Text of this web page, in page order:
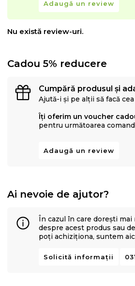
Adaugă un review
Nu există review-uri.
Cadou 5% reducere
Cumpără produsul și
Ajută-i și pe alții să facă
Îți oferim un voucher
pentru următoarea
Adaugă un review
Ai nevoie de ajutor?
În cazul în care dorești
despre acest produs sau
poți achiziționa, suntem
Solicită informații